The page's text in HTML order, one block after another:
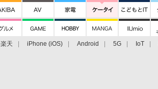
楽天 iPhone (iOS) Android 5G IoT